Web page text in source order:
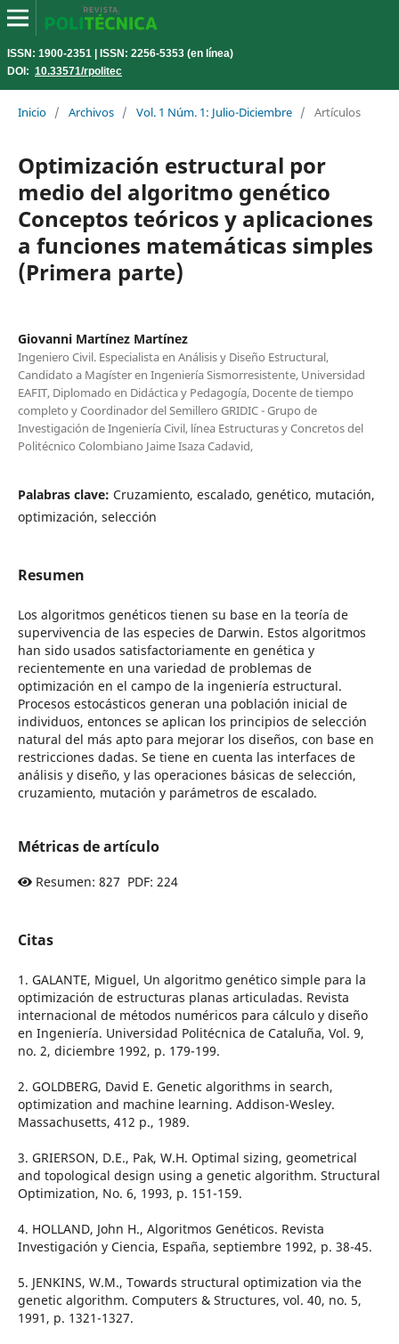
ISSN: 1900-2351 | ISSN: 2256-5353 (en línea)
DOI: 10.33571/rpolitec
Inicio / Archivos / Vol. 1 Núm. 1: Julio-Diciembre / Artículos
Optimización estructural por
medio del algoritmo genético
Conceptos teóricos y aplicaciones
a funciones matemáticas simples
(Primera parte)
Giovanni Martínez Martínez
Ingeniero Civil. Especialista en Análisis y Diseño Estructural,
Candidato a Magíster en Ingeniería Sismorresistente, Universidad
EAFIT, Diplomado en Didáctica y Pedagogía, Docente de tiempo
completo y Coordinador del Semillero GRIDIC - Grupo de
Investigación de Ingeniería Civil, línea Estructuras y Concretos del
Politécnico Colombiano Jaime Isaza Cadavid,
Palabras clave: Cruzamiento, escalado, genético, mutación,
optimización, selección
Resumen
Los algoritmos genéticos tienen su base en la teoría de
supervivencia de las especies de Darwin. Estos algoritmos
han sido usados satisfactoriamente en genética y
recientemente en una variedad de problemas de
optimización en el campo de la ingeniería estructural.
Procesos estocásticos generan una población inicial de
individuos, entonces se aplican los principios de selección
natural del más apto para mejorar los diseños, con base en
restricciones dadas. Se tiene en cuenta las interfaces de
análisis y diseño, y las operaciones básicas de selección,
cruzamiento, mutación y parámetros de escalado.
Métricas de artículo
Resumen: 827 PDF: 224
Citas
1. GALANTE, Miguel, Un algoritmo genético simple para la
optimización de estructuras planas articuladas. Revista
internacional de métodos numéricos para cálculo y diseño
en Ingeniería. Universidad Politécnica de Cataluña, Vol. 9,
no. 2, diciembre 1992, p. 179-199.
2. GOLDBERG, David E. Genetic algorithms in search,
optimization and machine learning. Addison-Wesley.
Massachusetts, 412 p., 1989.
3. GRIERSON, D.E., Pak, W.H. Optimal sizing, geometrical
and topological design using a genetic algorithm. Structural
Optimization, No. 6, 1993, p. 151-159.
4. HOLLAND, John H., Algoritmos Genéticos. Revista
Investigación y Ciencia, España, septiembre 1992, p. 38-45.
5. JENKINS, W.M., Towards structural optimization via the
genetic algorithm. Computers & Structures, vol. 40, no. 5,
1991, p. 1321-1327.